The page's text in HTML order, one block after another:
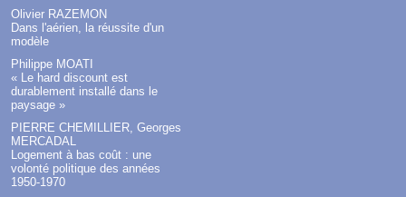
Olivier RAZEMON
Dans l'aérien, la réussite d'un
modèle
Philippe MOATI
« Le hard discount est
durablement installé dans le
paysage »
PIERRE CHEMILLIER, Georges
MERCADAL
Logement à bas coût : une
volonté politique des années
1950-1970